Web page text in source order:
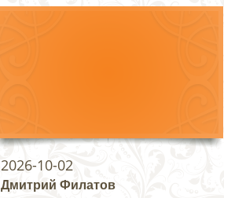
2026-10-02
Дмитрий Филатов